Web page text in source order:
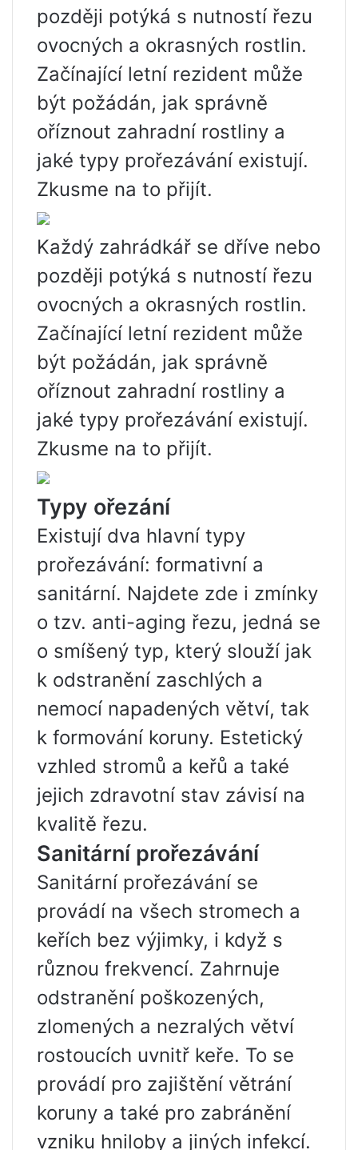
později potýká s nutností řezu
ovocných a okrasných rostlin.
Začínající letní rezident může
být požádán, jak správně
oříznout zahradní rostliny a
jaké typy prořezávání existují.
Zkusme na to přijít.
Každý zahrádkář se dříve nebo
později potýká s nutností řezu
ovocných a okrasných rostlin.
Začínající letní rezident může
být požádán, jak správně
oříznout zahradní rostliny a
jaké typy prořezávání existují.
Zkusme na to přijít.
Typy ořezání
Existují dva hlavní typy
prořezávání: formativní a
sanitární. Najdete zde i zmínky
o tzv. anti-aging řezu, jedná se
o smíšený typ, který slouží jak
k odstranění zaschlých a
nemocí napadených větví, tak
k formování koruny. Estetický
vzhled stromů a keřů a také
jejich zdravotní stav závisí na
kvalitě řezu.
Sanitární prořezávání
Sanitární prořezávání se
provádí na všech stromech a
keřích bez výjimky, i když s
různou frekvencí. Zahrnuje
odstranění poškozených,
zlomených a nezralých větví
rostoucích uvnitř keře. To se
provádí pro zajištění větrání
koruny a také pro zabránění
vzniku hniloby a jiných infekcí.